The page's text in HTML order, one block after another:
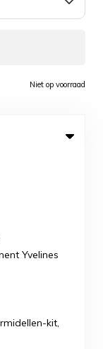
Niet op voorraad
Yvelines
kit,